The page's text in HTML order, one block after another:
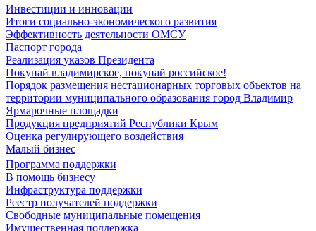
Инвестиции и инновации
Итоги социально-экономического развития
Эффективность деятельности ОМСУ
Паспорт города
Реализация указов Президента
Покупай владимирское, покупай российское!
Порядок размещения нестационарных торговых объектов на
территории муниципального образования город Владимир
Ярмарочные площадки
Продукция предприятий Республики Крым
Оценка регулирующего воздействия
Малый бизнес
Программа поддержки
В помощь бизнесу
Инфраструктура поддержки
Реестр получателей поддержки
Свободные муниципальные помещения
Имущественная поддержка